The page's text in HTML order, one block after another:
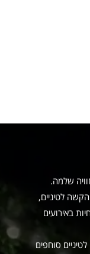
לטיניים,
באירועים
סוחפים